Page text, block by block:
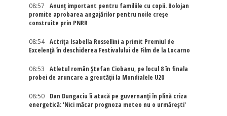
08:57
Anunț important pentru familiile cu copii. Bolojan
promite aprobarea angajărilor pentru noile creșe
construite prin PNRR
08:54
Actriţa Isabella Rossellini a primit Premiul de
Excelenţă în deschiderea Festivalului de Film de la Locarno
08:53
Atletul român Ștefan Ciobanu, pe locul 8 în finala
probei de aruncare a greutății la Mondialele U20
08:50
Dan Dungaciu îi atacă pe guvernanți în plină criza
energetică: 'Nici măcar prognoza meteo nu o urmărești'